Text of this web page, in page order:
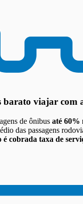
barato viajar com
de ônibus até 60%
das passagens
é cobrada taxa de